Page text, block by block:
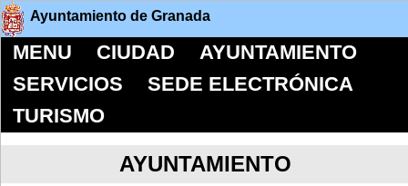
Ayuntamiento de Granada
MENU CIUDAD
AYUNTAMIENTO
SERVICIOS
SEDE ELECTRÓNICA
TURISMO
AYUNTAMIENTO